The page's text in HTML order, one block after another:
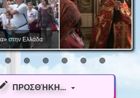
Ελλάδα
ΠΡΟΣΘΉΚΗ...